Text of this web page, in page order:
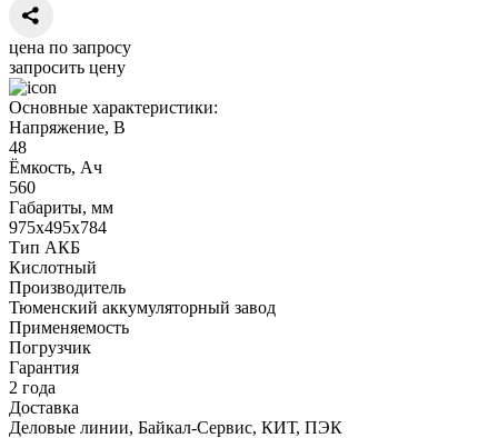
цена по запросу
запросить цену
Основные характеристики:
Напряжение, В
48
Ёмкость, Ач
560
Габариты, мм
975х495х784
Тип АКБ
Кислотный
Производитель
Тюменский аккумуляторный завод
Применяемость
Погрузчик
Гарантия
2 года
Доставка
Деловые линии, Байкал-Сервис, КИТ, ПЭК